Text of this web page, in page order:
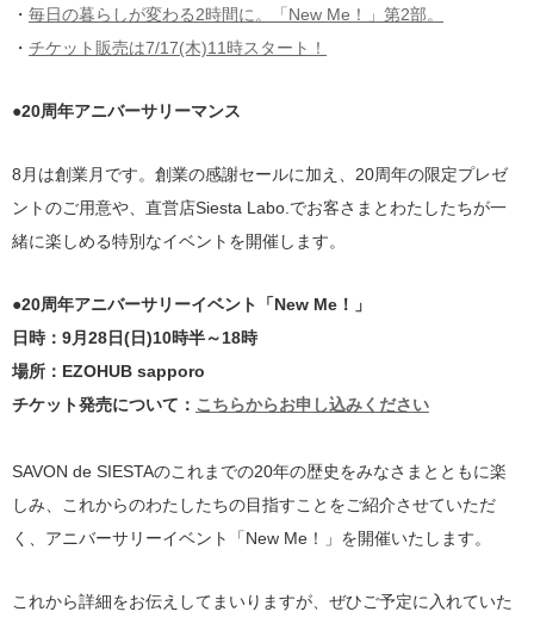
・ 毎日の暮らしが変わる2時間に。「New Me！」第2部。
・ チケット販売は7/17(木)11時スタート！
●20周年アニバーサリーマンス
8月は創業月です。創業の感謝セールに加え、20周年の限定プレゼ
ントのご用意や、直営店Siesta Labo.でお客さまとわたしたちが一
緒に楽しめる特別なイベントを開催します。
●20周年アニバーサリーイベント「New Me！」
日時：9月28日(日)10時半～18時
場所：EZOHUB sapporo
チケット発売について： こちらからお申し込みください
SAVON de SIESTAのこれまでの20年の歴史をみなさまとともに楽
しみ、これからのわたしたちの目指すことをご紹介させていただ
く、アニバーサリーイベント「New Me！」を開催いたします。
これから詳細をお伝えしてまいりますが、ぜひご予定に入れていた